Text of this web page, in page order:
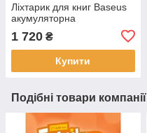
Ліхтарик для книг Baseus
акумуляторна
1 720 ₴
Купити
Подібні товари компанії